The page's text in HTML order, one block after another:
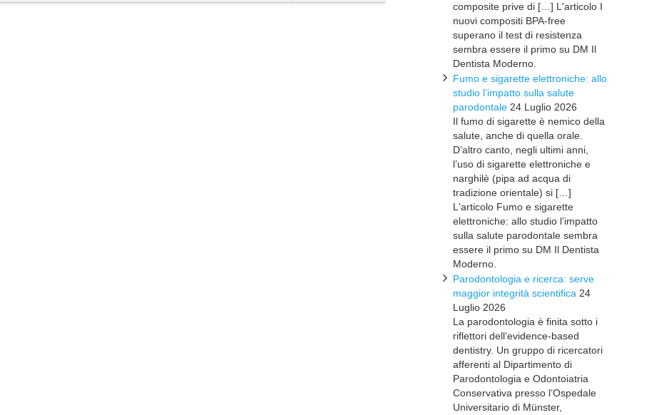
composite prive di […] L'articolo I
nuovi compositi BPA-free
superano il test di resistenza
sembra essere il primo su DM Il
Dentista Moderno.
Fumo e sigarette elettroniche: allo
studio l’impatto sulla salute
parodontale 24 Luglio 2026
Il fumo di sigarette è nemico della
salute, anche di quella orale.
D’altro canto, negli ultimi anni,
l’uso di sigarette elettroniche e
narghilè (pipa ad acqua di
tradizione orientale) si […]
L'articolo Fumo e sigarette
elettroniche: allo studio l’impatto
sulla salute parodontale sembra
essere il primo su DM Il Dentista
Moderno.
Parodontologia e ricerca: serve
maggior integrità scientifica 24
Luglio 2026
La parodontologia è finita sotto i
riflettori dell’evidence-based
dentistry. Un gruppo di ricercatori
afferenti al Dipartimento di
Parodontologia e Odontoiatria
Conservativa presso l’Ospedale
Universitario di Münster,